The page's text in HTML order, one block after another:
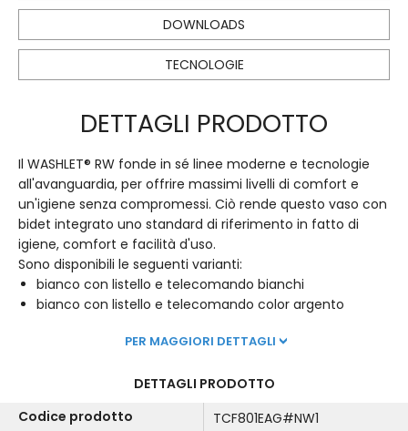
DOWNLOADS
TECNOLOGIE
DETTAGLI PRODOTTO
Il WASHLET® RW fonde in sé linee moderne e tecnologie
all'avanguardia, per offrire massimi livelli di comfort e
un'igiene senza compromessi. Ciò rende questo vaso con
bidet integrato uno standard di riferimento in fatto di
igiene, comfort e facilità d'uso.
Sono disponibili le seguenti varianti:
bianco con listello e telecomando bianchi
bianco con listello e telecomando color argento
PER MAGGIORI DETTAGLI
DETTAGLI PRODOTTO
Codice prodotto
TCF801EAG#NW1